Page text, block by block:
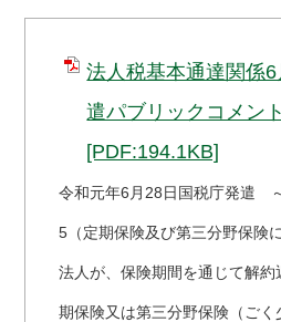
法人税基本通達関係
遣パブリックコメン
[PDF:194.1KB]
令和元年6月28日国税庁発遣
5（定期保険及び第三分野保険
法人が、保険期間を通じて解
期保険又は第三分野保険（ご